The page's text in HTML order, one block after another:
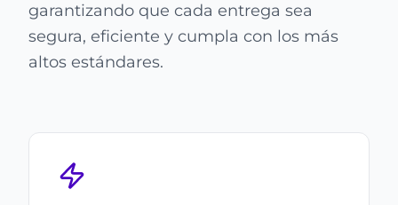
garantizando que cada entrega sea
segura, eficiente y cumpla con los más
altos estándares.